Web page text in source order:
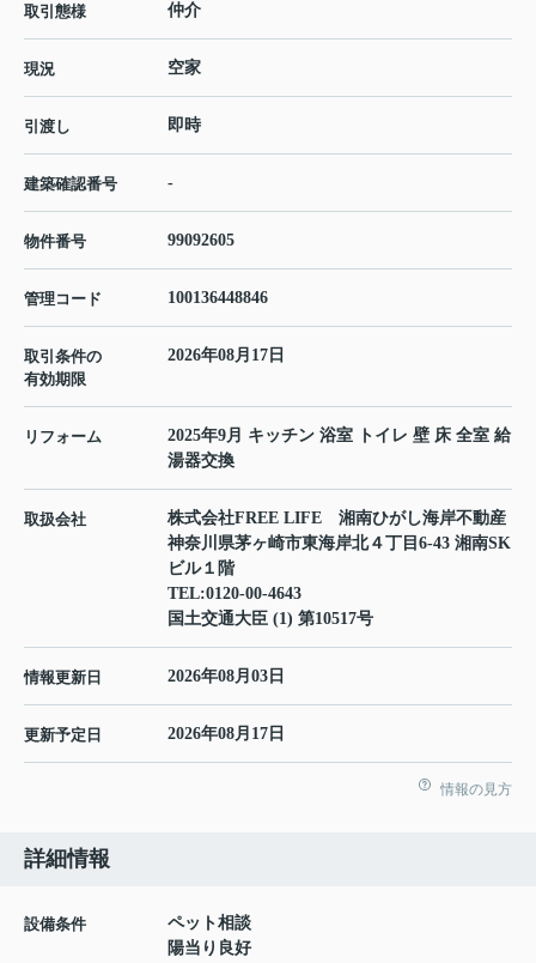
取引態様 仲介
現況 空家
引渡し 即時
建築確認番号 -
物件番号 99092605
管理コード 100136448846
取引条件の
有効期限
2026年08月17日
リフォーム
2025年9月 キッチン 浴室 トイレ 壁 床 全室 給
湯器交換
取扱会社
株式会社FREE LIFE 湘南ひがし海岸不動産
神奈川県茅ヶ崎市東海岸北４丁目6-43 湘南SK
ビル１階
TEL:0120-00-4643
国土交通大臣 (1) 第10517号
情報更新日 2026年08月03日
更新予定日 2026年08月17日
情報の見方
詳細情報
設備条件
ペット相談
陽当り良好